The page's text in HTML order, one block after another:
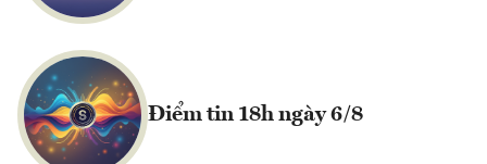
Điểm tin 18h ngày 6/8